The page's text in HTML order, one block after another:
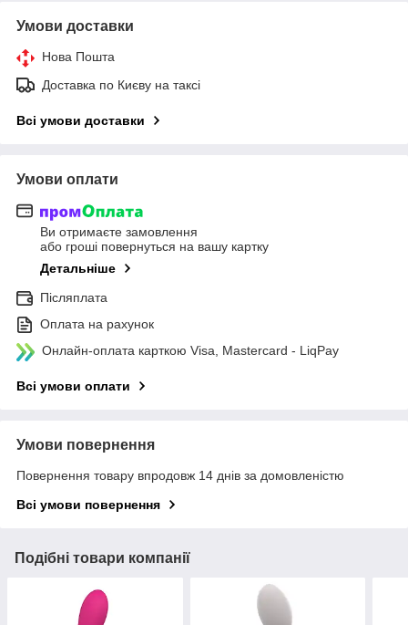
Умови доставки
Нова Пошта
Доставка по Києву на таксі
Всі умови доставки
Умови оплати
Ви отримаєте замовлення
або гроші повернуться на вашу картку
Детальніше
Післяплата
Оплата на рахунок
Онлайн-оплата карткою Visa, Mastercard - LiqPay
Всі умови оплати
Умови повернення
Повернення товару впродовж 14 днів за домовленістю
Всі умови повернення
Подібні товари компанії